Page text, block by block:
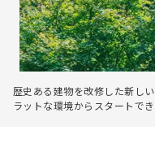
歴史ある建物を改修した新し
ラットな環境からスタートでき